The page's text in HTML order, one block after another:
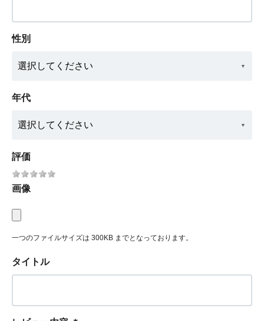
性別
年代
評価
画像
一つのファイルサイズは 300KB までとなっております。
タイトル